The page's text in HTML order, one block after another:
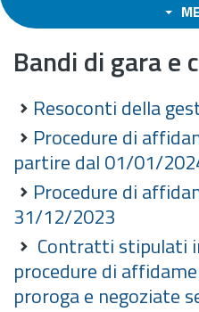
Bandi di gara e
Resoconti della
Procedure di
partire dal 01/01/
Procedure di
31/12/2023
Contratti stipulati
procedure di
proroga e negoziate